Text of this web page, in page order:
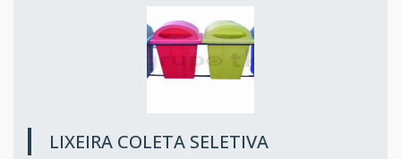
LIXEIRA COLETA SELETIVA